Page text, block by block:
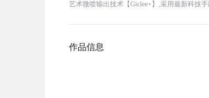
艺术微喷输出技术【Giclee+】,采用最新科技
作品信息